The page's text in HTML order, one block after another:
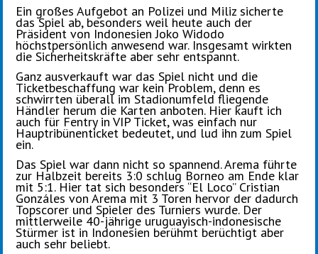
Ein großes Aufgebot an Polizei und Miliz sicherte
das Spiel ab, besonders weil heute auch der
Präsident von Indonesien Joko Widodo
höchstpersönlich anwesend war. Insgesamt wirkten
die Sicherheitskräfte aber sehr entspannt.
Ganz ausverkauft war das Spiel nicht und die
Ticketbeschaffung war kein Problem, denn es
schwirrten überall im Stadionumfeld fliegende
Händler herum die Karten anboten. Hier kauft ich
auch für Fentry in VIP Ticket, was einfach nur
Hauptribünenticket bedeutet, und lud ihn zum Spiel
ein.
Das Spiel war dann nicht so spannend. Arema führte
zur Halbzeit bereits 3:0 schlug Borneo am Ende klar
mit 5:1. Hier tat sich besonders “El Loco” Cristian
Gonzáles von Arema mit 3 Toren hervor der dadurch
Topscorer und Spieler des Turniers wurde. Der
mittlerweile 40-jährige uruguayisch-indonesische
Stürmer ist in Indonesien berühmt berüchtigt aber
auch sehr beliebt.